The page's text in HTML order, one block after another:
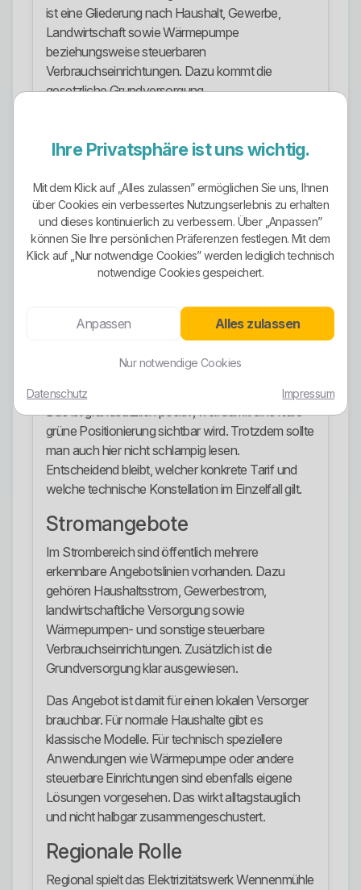
ist eine Gliederung nach Haushalt, Gewerbe,
Landwirtschaft sowie Wärmepumpe
beziehungsweise steuerbaren
Verbrauchseinrichtungen. Dazu kommt die
gesetzliche Grundversorgung.
Einheitsvertrag. Positiv ist, dass verschiedene
Nutzungssituationen überhaupt getrennt
behandelt werden. Wer abschließt, sollte trotzdem
nicht blind nach Überschriften gehen, sondern
sauber prüfen, welcher Tarif wirklich zur eigenen
Verbrauchs- und Zählersituation passt.
Ökostrom-Ausrichtung
Unternehmen wirbt öffentlich mit Strom aus 100
Prozent Wasserkraft. Das ist kein loser grüner
Werbesatz, sondern wird auf der Tarifseite
Das ist grundsätzlich positiv, weil damit eine klare
grüne Positionierung sichtbar wird. Trotzdem sollte
man auch hier nicht schlampig lesen.
Entscheidend bleibt, welcher konkrete Tarif und
welche technische Konstellation im Einzelfall gilt.
Stromangebote
Im Strombereich sind öffentlich mehrere
erkennbare Angebotslinien vorhanden. Dazu
gehören Haushaltsstrom, Gewerbestrom,
landwirtschaftliche Versorgung sowie
Wärmepumpen- und sonstige steuerbare
Verbrauchseinrichtungen. Zusätzlich ist die
Grundversorgung klar ausgewiesen.
Das Angebot ist damit für einen lokalen Versorger
brauchbar. Für normale Haushalte gibt es
klassische Modelle. Für technisch speziellere
Anwendungen wie Wärmepumpe oder andere
steuerbare Einrichtungen sind ebenfalls eigene
Lösungen vorgesehen. Das wirkt alltagstauglich
und nicht halbgar zusammengeschustert.
Regionale Rolle
Regional spielt das Elektrizitätswerk Wennenmühle
Ihre Privatsphäre ist uns wichtig.
Mit dem Klick auf „Alles zulassen” ermöglichen Sie uns, Ihnen
über Cookies ein verbessertes Nutzungserlebnis zu erhalten
und dieses kontinuierlich zu verbessern. Über „Anpassen”
können Sie Ihre persönlichen Präferenzen festlegen. Mit dem
Klick auf „Nur notwendige Cookies” werden lediglich technisch
notwendige Cookies gespeichert.
Anpassen Alles zulassen
Nur notwendige Cookies
Datenschutz Impressum